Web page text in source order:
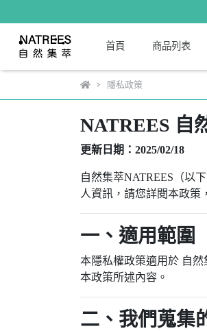
首頁 商品列表
隱私政策
NATREES 自
更新日期：2025/02/18
自然集萃NATREES（以
人資訊，請您詳閱本政策
一、適用範圍
本隱私權政策適用於 自
本政策所述內容。
二、我們蒐集